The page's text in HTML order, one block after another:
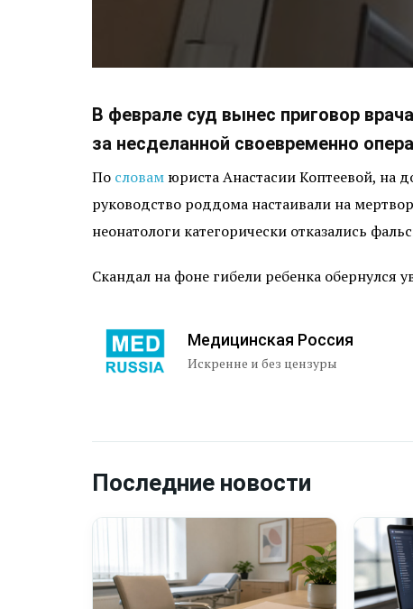
В феврале суд вынес приговор
за несделанной своевременно
По словам юриста Анастасии Коптеевой, на
руководство роддома настаивали на
неонатологи категорически отказались
Скандал на фоне гибели ребенка обернулся
Медицинская Россия
Искренне и без цензуры
Последние новости